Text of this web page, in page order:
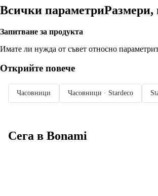
Всички параметриРазмери,
Запитване за продукта
Имате ли нужда от съвет относно
Открийте повече
Часовници Часовници · Stardeco
Сега в Bonami